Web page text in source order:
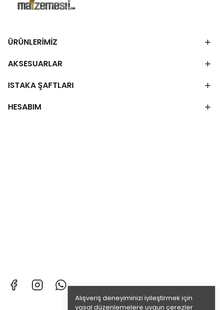
Alışveriş deneyiminizi iyileştirmek için
yasal düzenlemelere uygun çerezler
ÜRÜNLERİMİZ
AKSESUARLAR
ISTAKA ŞAFTLARI
HESABIM